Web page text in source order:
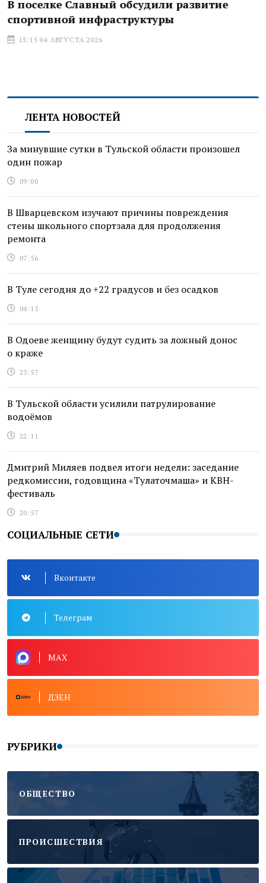
В поселке Славный обсудили развитие
спортивной инфраструктуры
15:15 04 АВГУСТА 2026
ЛЕНТА НОВОСТЕЙ
За минувшие сутки в Тульской области произошел
один пожар
09:00
В Шварцевском изучают причины повреждения
стены школьного спортзала для продолжения
ремонта
07:56
В Туле сегодня до +22 градусов и без осадков
04:15
В Одоеве женщину будут судить за ложный донос
о краже
23:57
В Тульской области усилили патрулирование
водоёмов
22:11
Дмитрий Миляев подвел итоги недели: заседание
редкомиссии, годовщина «Тулаточмаша» и КВН-
фестиваль
20:57
СОЦИАЛЬНЫЕ СЕТИ
Вконтакте
Телеграм
MAX
ДЗЕН
РУБРИКИ
ОБЩЕСТВО
ПРОИСШЕСТВИЯ